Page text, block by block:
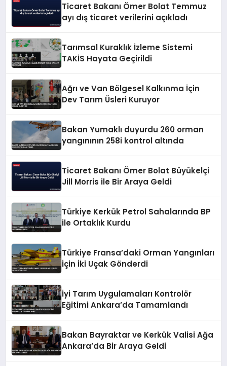
Ticaret Bakanı Ömer Bolat Temmuz
ayı dış ticaret verilerini açıkladı
Tarımsal Kuraklık İzleme Sistemi
TAKİS Hayata Geçirildi
Ağrı ve Van Bölgesel Kalkınma İçin
Dev Tarım Üsleri Kuruyor
Bakan Yumaklı duyurdu 260 orman
yangınının 258i kontrol altında
Ticaret Bakanı Ömer Bolat Büyükelçi
Jill Morris ile Bir Araya Geldi
Türkiye Kerkük Petrol Sahalarında BP
ile Ortaklık Kurdu
Türkiye Fransa’daki Orman Yangınları
İçin İki Uçak Gönderdi
İyi Tarım Uygulamaları Kontrolör
Eğitimi Ankara’da Tamamlandı
Bakan Bayraktar ve Kerkük Valisi Ağa
Ankara’da Bir Araya Geldi